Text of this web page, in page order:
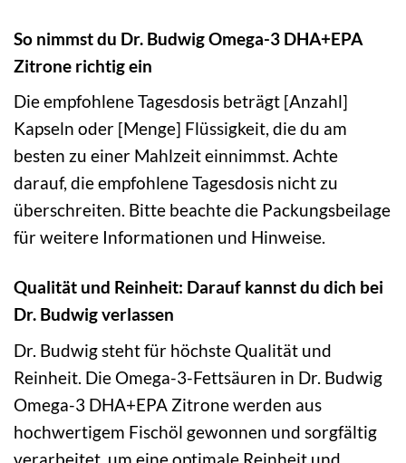
So nimmst du Dr. Budwig Omega-3 DHA+EPA
Zitrone richtig ein
Die empfohlene Tagesdosis beträgt [Anzahl]
Kapseln oder [Menge] Flüssigkeit, die du am
besten zu einer Mahlzeit einnimmst. Achte
darauf, die empfohlene Tagesdosis nicht zu
überschreiten. Bitte beachte die Packungsbeilage
für weitere Informationen und Hinweise.
Qualität und Reinheit: Darauf kannst du dich bei
Dr. Budwig verlassen
Dr. Budwig steht für höchste Qualität und
Reinheit. Die Omega-3-Fettsäuren in Dr. Budwig
Omega-3 DHA+EPA Zitrone werden aus
hochwertigem Fischöl gewonnen und sorgfältig
verarbeitet, um eine optimale Reinheit und